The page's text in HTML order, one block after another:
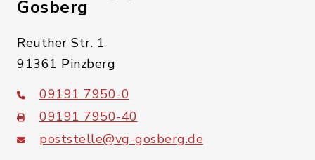
Gosberg
Reuther Str. 1
91361 Pinzberg
09191 7950-0
09191 7950-40
poststelle@vg-gosberg.de